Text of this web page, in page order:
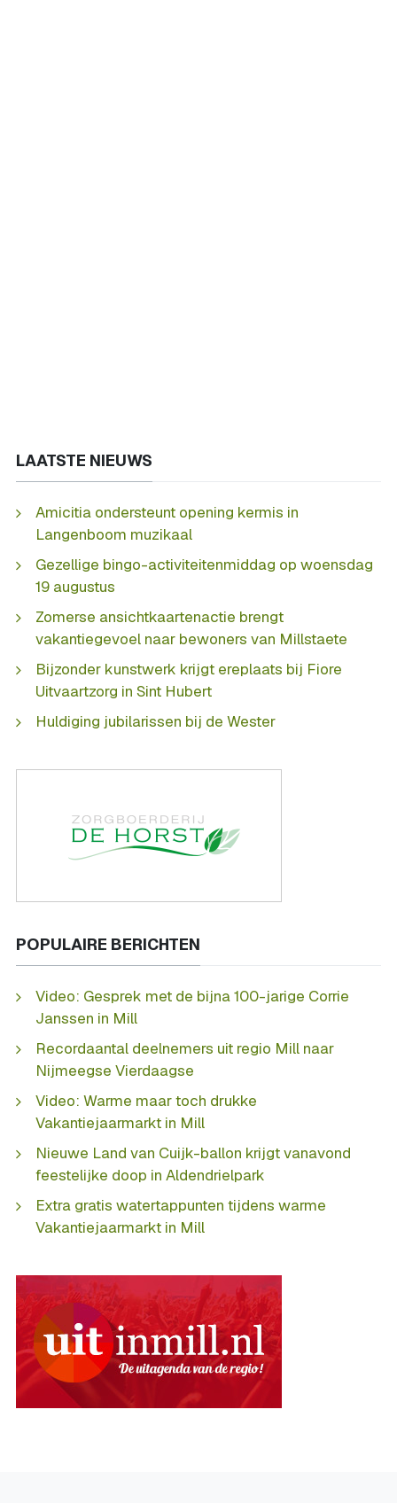
LAATSTE NIEUWS
Amicitia ondersteunt opening kermis in
Langenboom muzikaal
Gezellige bingo-activiteitenmiddag op woensdag
19 augustus
Zomerse ansichtkaartenactie brengt
vakantiegevoel naar bewoners van Millstaete
Bijzonder kunstwerk krijgt ereplaats bij Fiore
Uitvaartzorg in Sint Hubert
Huldiging jubilarissen bij de Wester
POPULAIRE BERICHTEN
Video: Gesprek met de bijna 100-jarige Corrie
Janssen in Mill
Recordaantal deelnemers uit regio Mill naar
Nijmeegse Vierdaagse
Video: Warme maar toch drukke
Vakantiejaarmarkt in Mill
Nieuwe Land van Cuijk-ballon krijgt vanavond
feestelijke doop in Aldendrielpark
Extra gratis watertappunten tijdens warme
Vakantiejaarmarkt in Mill